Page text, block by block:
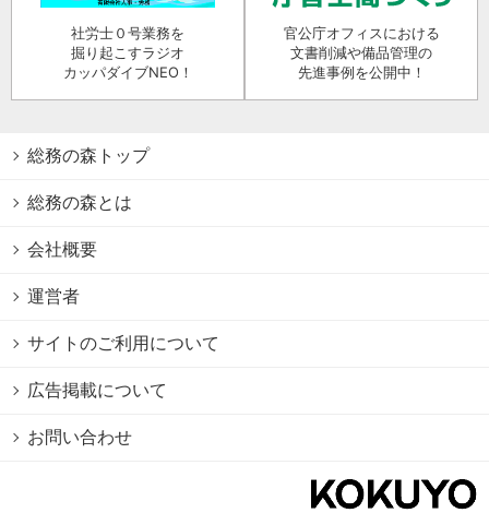
社労士０号業務を
掘り起こすラジオ
カッパダイブNEO！
官公庁オフィスにおける
文書削減や備品管理の
先進事例を公開中！
総務の森トップ
総務の森とは
会社概要
運営者
サイトのご利用について
広告掲載について
お問い合わせ